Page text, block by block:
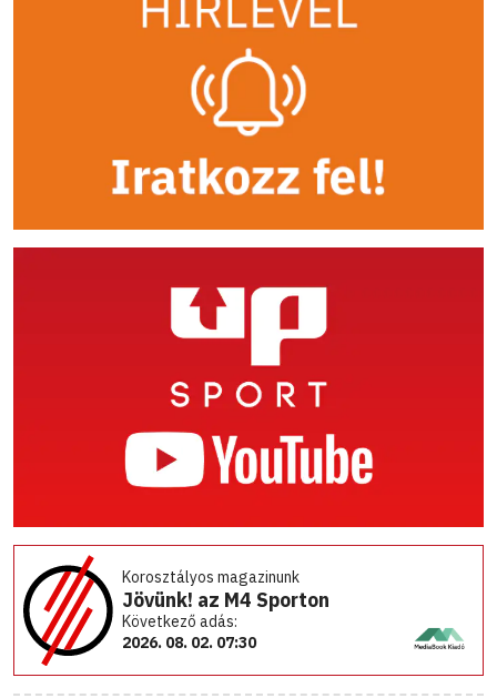
Korosztályos magazinunk
Jövünk! az M4 Sporton
Következő adás:
2026. 08. 02. 07:30